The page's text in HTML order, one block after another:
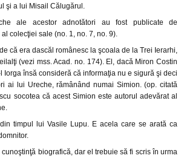
şi a lui Misail Călugărul.
ale acestor adnotători au fost publicate de
colecţiei sale (no. 1, no. 7, no. 9).
că era dascăl românesc la şcoala de la Trei Ierarhi,
(vezi mss. Acad. no. 174). El, dacă Miron Costin
Iorga însă consideră că informaţia nu e sigură şi deci
ai lui Ureche, rămânând numai Simion. (op. citată
socotea că acest Simion este autorul adevărat al
din timpul lui Vasile Lupu. E acela care se arată ca
biografică, dar el trebuie să fi scris în urma